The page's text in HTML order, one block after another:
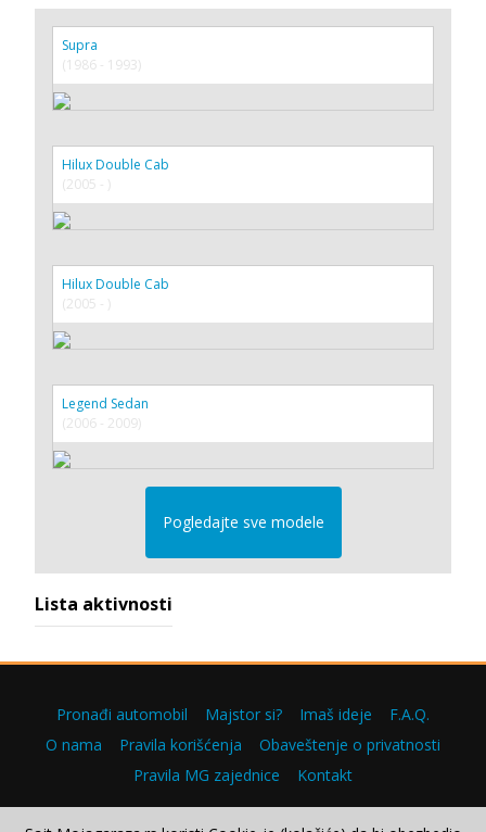
Supra
(1986 - 1993)
Hilux Double Cab
(2005 - )
Hilux Double Cab
(2005 - )
Legend Sedan
(2006 - 2009)
Pogledajte sve modele
Lista aktivnosti
Pronađi automobil Majstor si? Imaš ideje
F.A.Q.
O nama
Pravila korišćenja
Obaveštenje o privatnosti
Pravila MG zajednice
Kontakt